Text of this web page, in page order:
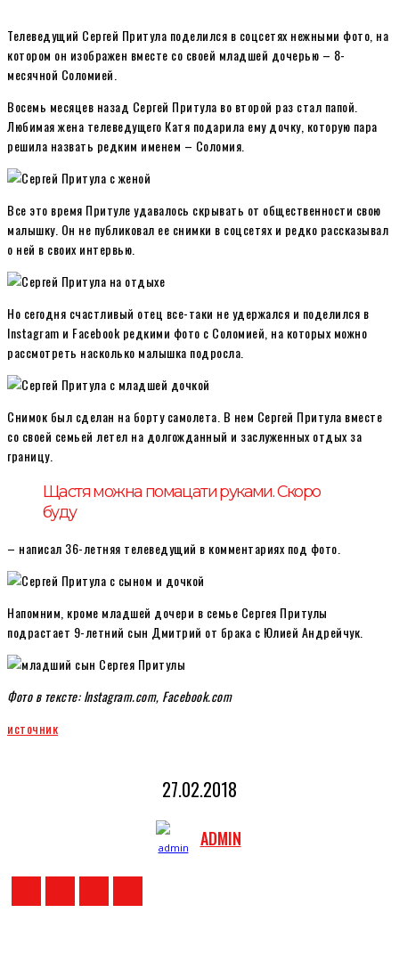
Телеведущий Сергей Притула поделился в соцсетях нежными фото, на
котором он изображен вместе со своей младшей дочерью – 8-
месячной Соломией.
Восемь месяцев назад Сергей Притула во второй раз стал папой.
Любимая жена телеведущего Катя подарила ему дочку, которую пара
решила назвать редким именем – Соломия.
Все это время Притуле удавалось скрывать от общественности свою
малышку. Он не публиковал ее снимки в соцсетях и редко рассказывал
о ней в своих интервью.
Но сегодня счастливый отец все-таки не удержался и поделился в
Instagram и Facebook редкими фото с Соломией, на которых можно
рассмотреть насколько малышка подросла.
Снимок был сделан на борту самолета. В нем Сергей Притула вместе
со своей семьей летел на долгожданный и заслуженных отдых за
границу.
Щастя можна помацати руками. Скоро
буду
– написал 36-летняя телеведущий в комментариях под фото.
Напомним, кроме младшей дочери в семье Сергея Притулы
подрастает 9-летний сын Дмитрий от брака с Юлией Андрейчук.
​Фото в тексте: Instagram.com, Facebook.com
источник
27.02.2018
ADMIN